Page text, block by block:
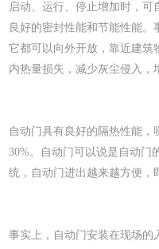
启动、运行、停止增加时，
良好的密封性能和节能性能。
它都可以向外开放，靠近建筑
内热量损失，减少灰尘侵入，
自动门具有良好的隔热性能
30%。自动门可以说是自动门
统，自动门进出越来越方便，
事实上，自动门安装在现场的